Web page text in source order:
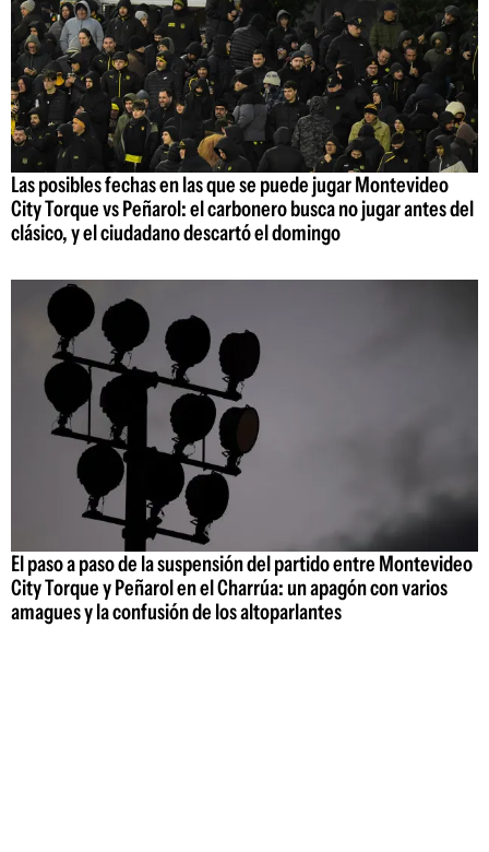
Las posibles fechas en las que se puede jugar Montevideo
City Torque vs Peñarol: el carbonero busca no jugar antes del
clásico, y el ciudadano descartó el domingo
El paso a paso de la suspensión del partido entre Montevideo
City Torque y Peñarol en el Charrúa: un apagón con varios
amagues y la confusión de los altoparlantes